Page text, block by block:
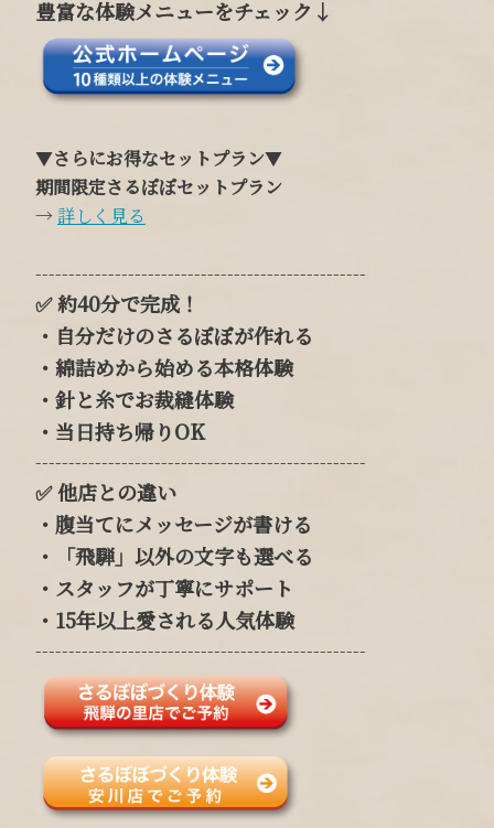
豊富な体験メニューをチェック↓
▼さらにお得なセットプラン▼
期間限定さるぼぼセットプラン
→詳しく見る
--------------------------------------------------
✅約40分で完成！
・自分だけのさるぼぼが作れる
・綿詰めから始める本格体験
・針と糸でお裁縫体験
・ 当日持ち帰りOK
--------------------------------------------------
✅他店との違い
・ 腹当てにメッセージが書ける
・
「飛騨」以外の文字も選べる
・ スタッフが丁寧にサポート
・ 15年以上愛される人気体験
--------------------------------------------------